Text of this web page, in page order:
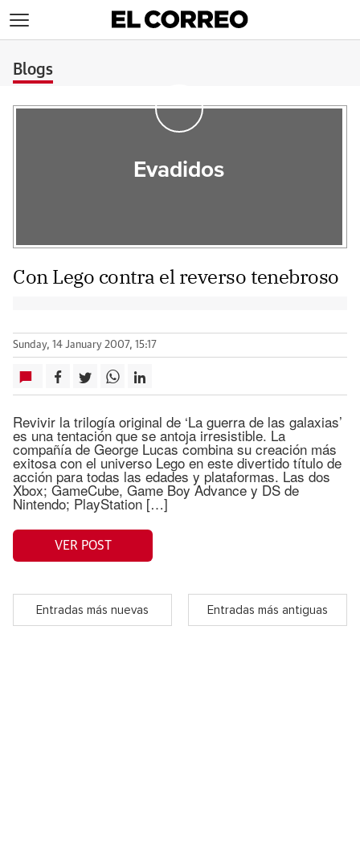
Blogs
Evadidos
Con Lego contra el reverso tenebroso
Sunday, 14 January 2007, 15:17
Revivir la trilogía original de ‘La guerra de las galaxias’
es una tentación que se antoja irresistible. La
compañía de George Lucas combina su creación más
exitosa con el universo Lego en este divertido título de
acción para todas las edades y plataformas. Las dos
Xbox; GameCube, Game Boy Advance y DS de
Nintendo; PlayStation […]
VER POST
Entradas más nuevas Entradas más antiguas